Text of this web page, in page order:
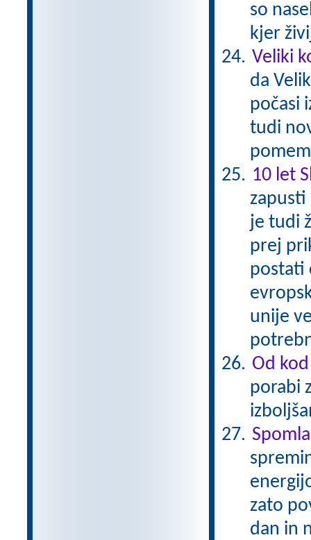
so
kjer
Veliki
da
počasi
tudi
10 let
zapusti
je tudi
prej
postati
unije
Od
porabi
zato
dan in